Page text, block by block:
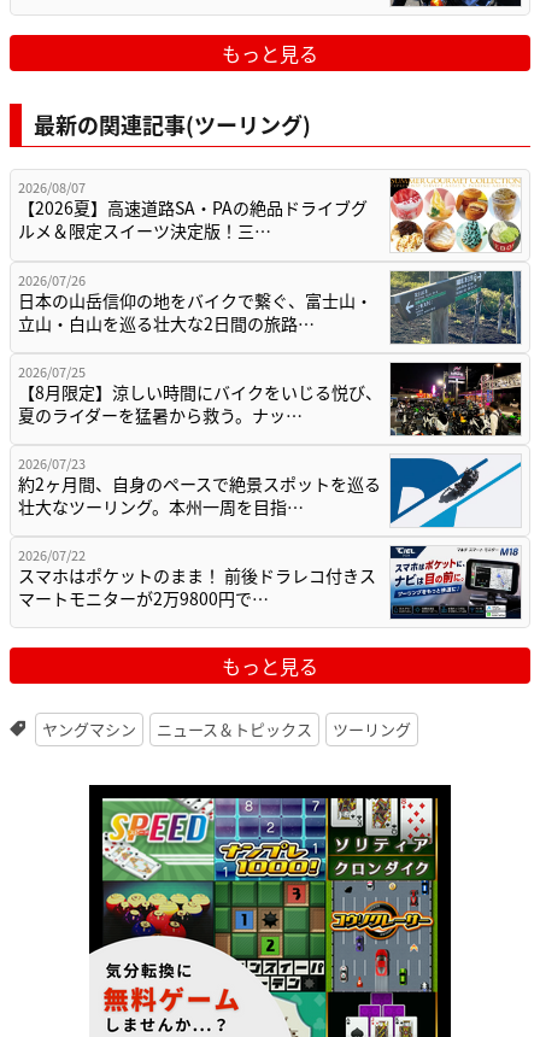
もっと見る
最新の関連記事(ツーリング)
2026/08/07
【2026夏】高速道路SA・PAの絶品ドライブグ
ルメ＆限定スイーツ決定版！三…
2026/07/26
日本の山岳信仰の地をバイクで繋ぐ、富士山・
立山・白山を巡る壮大な2日間の旅路…
2026/07/25
【8月限定】涼しい時間にバイクをいじる悦び、
夏のライダーを猛暑から救う。ナッ…
2026/07/23
約2ヶ月間、自身のペースで絶景スポットを巡る
壮大なツーリング。本州一周を目指…
2026/07/22
スマホはポケットのまま！ 前後ドラレコ付きス
マートモニターが2万9800円で…
もっと見る
ヤングマシン ニュース＆トピックス ツーリング